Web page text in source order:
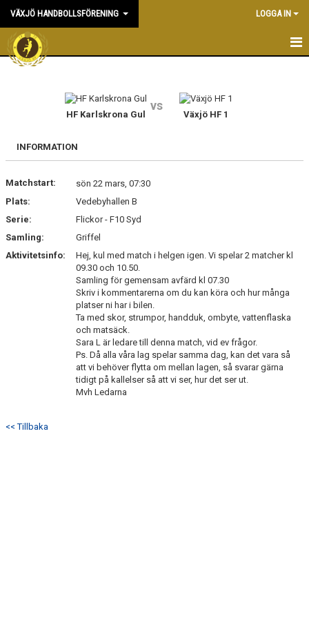
VÄXJÖ HANDBOLLSFÖRENING LOGGA IN
HEM
KONTAKT & KANSLI
DOKUMENT
VÅRA LAG
HF Karlskrona Gul
vs
Växjö HF 1
INFORMATION
Matchstart:
sön 22 mars, 07:30
Plats:
Vedebyhallen B
Serie:
Flickor - F10 Syd
Samling:
Griffel
Aktivitetsinfo:
Hej, kul med match i helgen igen. Vi spelar 2 matcher kl
09.30 och 10.50.
Samling för gemensam avfärd kl 07.30
Skriv i kommentarerna om du kan köra och hur många
platser ni har i bilen.
Ta med skor, strumpor, handduk, ombyte, vattenflaska
och matsäck.
Sara L är ledare till denna match, vid ev frågor.
Ps. Då alla våra lag spelar samma dag, kan det vara så
att vi behöver flytta om mellan lagen, så svarar gärna
tidigt på kallelser så att vi ser, hur det ser ut.
Mvh Ledarna
<< Tillbaka